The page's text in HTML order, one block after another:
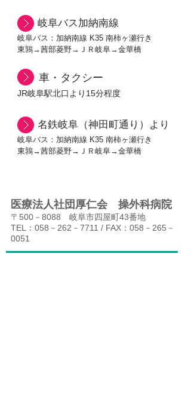
岐阜バス加納南線
岐阜バス：加納南線 K35 南柿ヶ瀬行き
​東鶉→茜部菱野→ＪＲ岐阜→金華橋
車・タクシー
JR岐阜駅北口より15分程度
​ 名鉄岐阜（神田町通り）より
岐阜バス：加納南線 K35 南柿ヶ瀬行き
​東鶉→茜部菱野→ＪＲ岐阜→金華橋
医療法人社団厚仁会 操外科病院
〒500－8088 岐阜市四屋町43番地
TEL：058－262－7711 / FAX：058－265－
0051